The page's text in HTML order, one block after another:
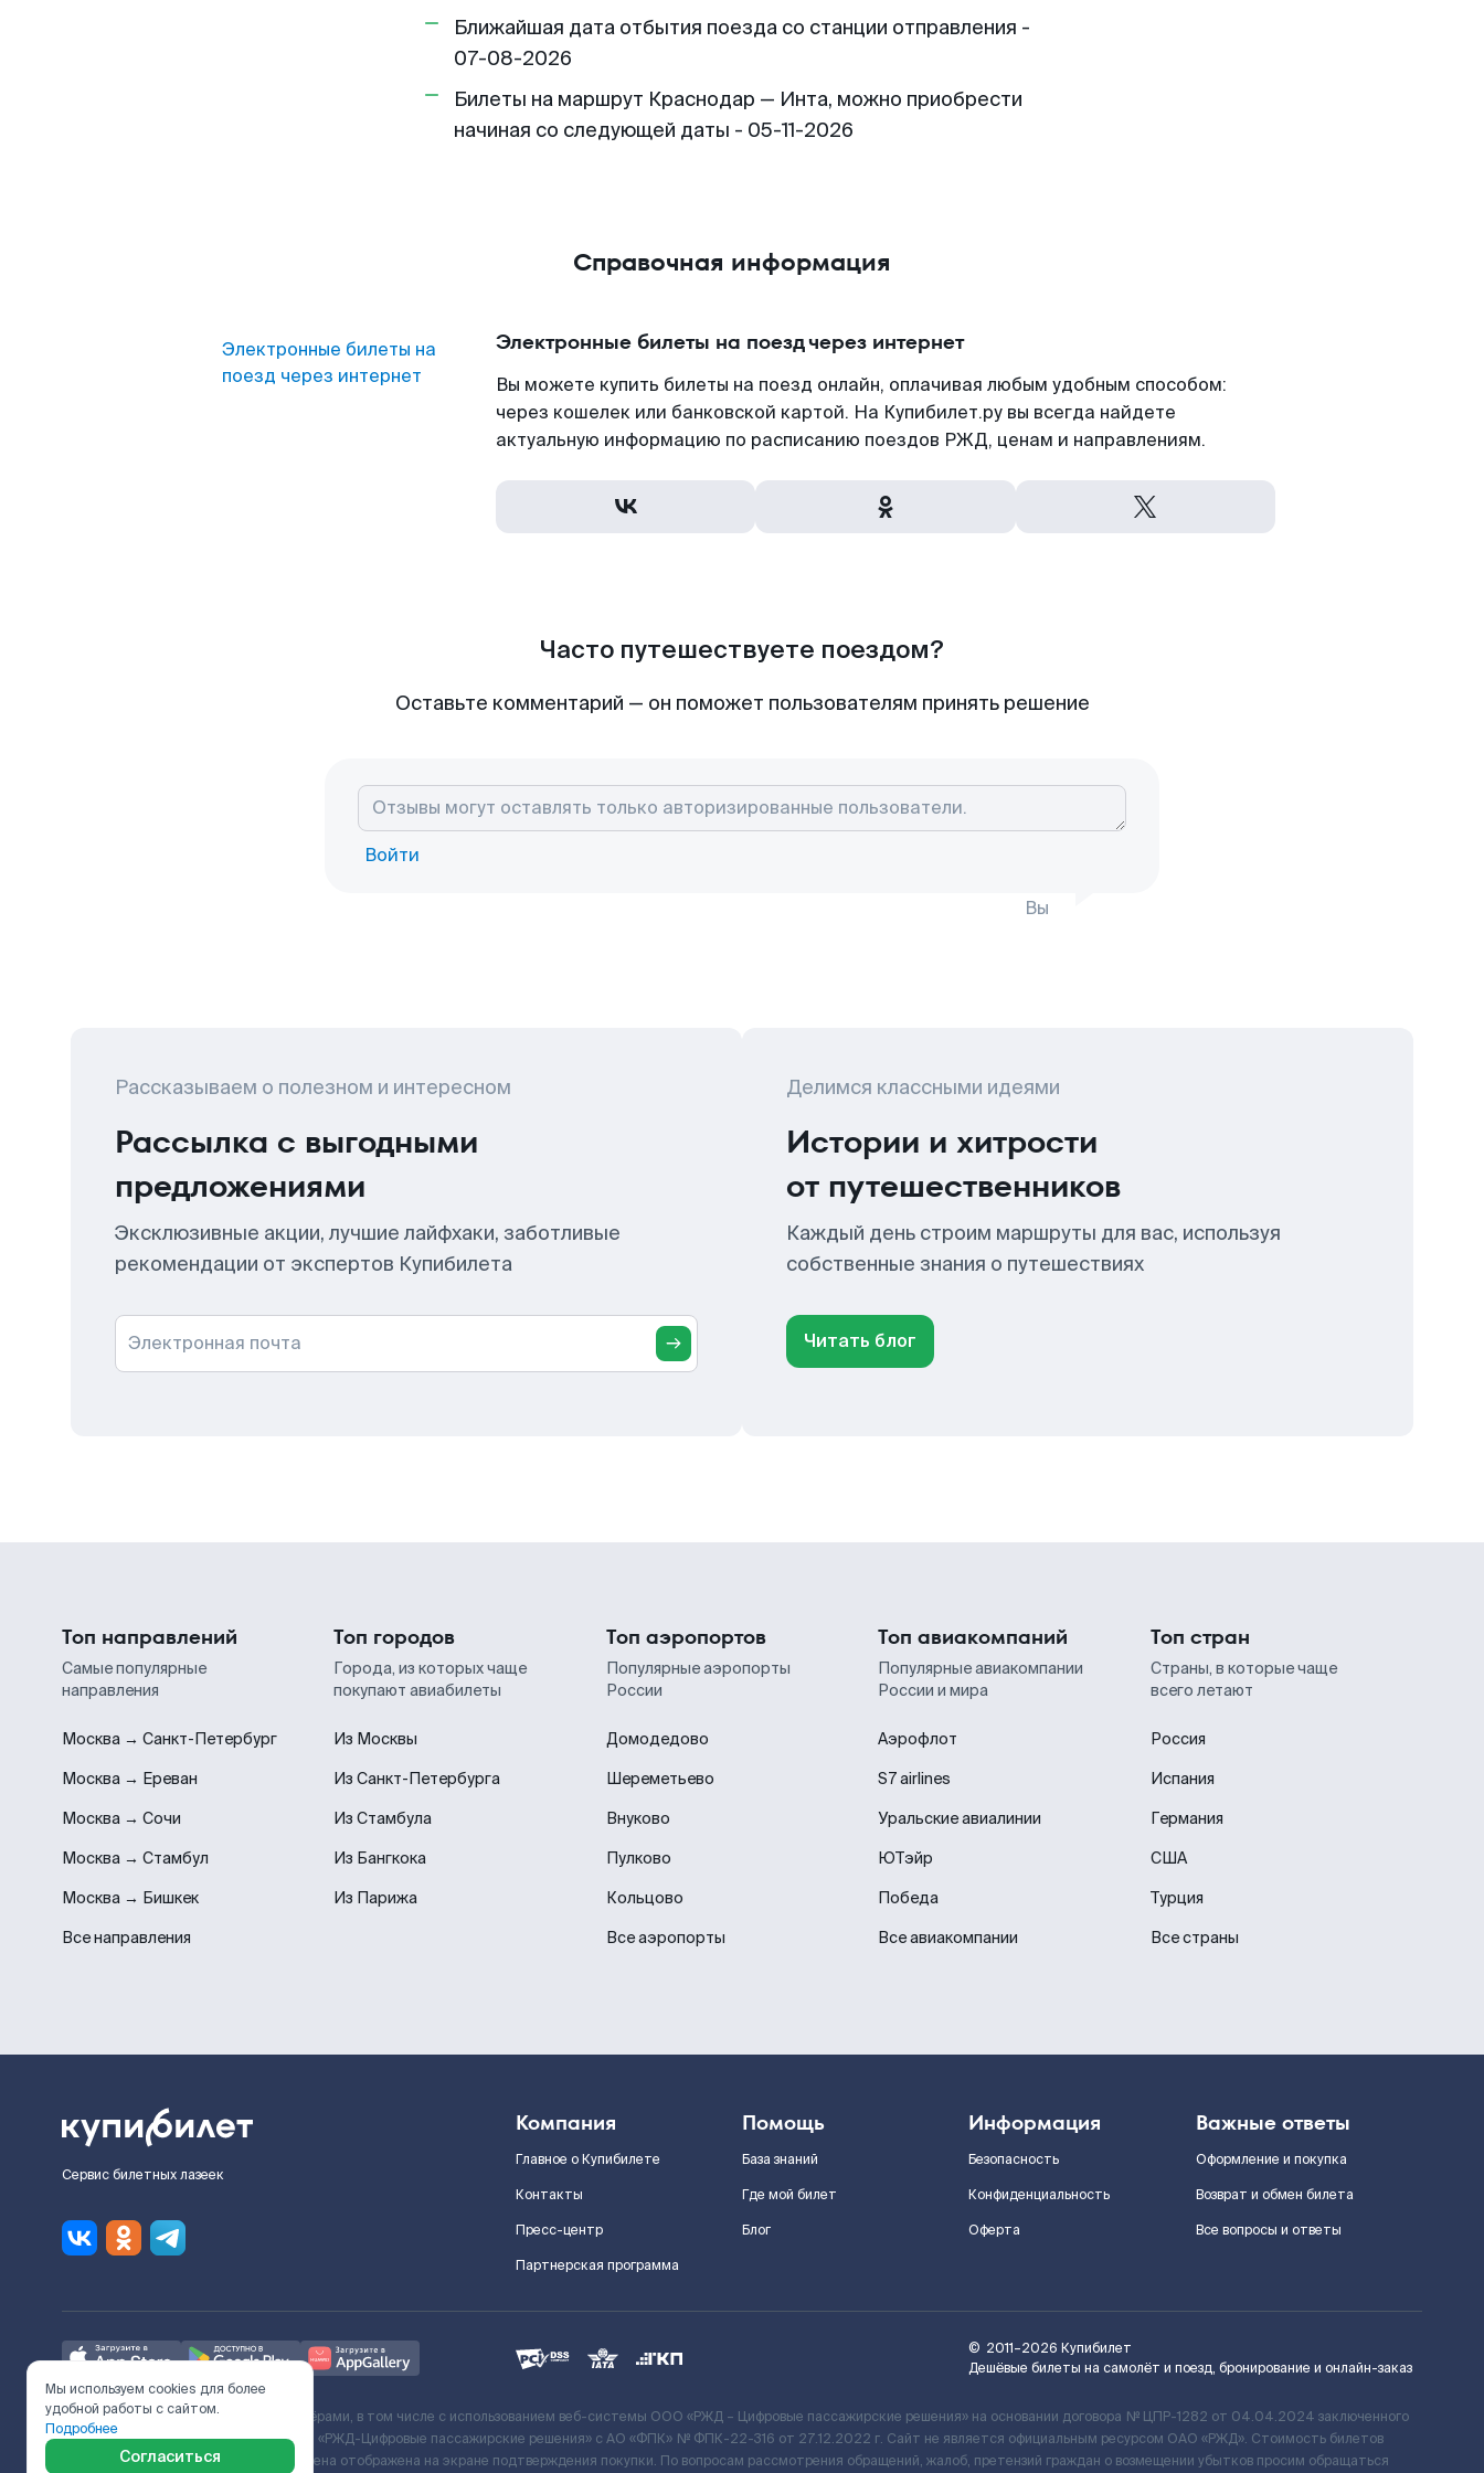
Ближайшая дата отбытия поезда со станции отправления -
07-08-2026
Билеты на маршрут Краснодар — Инта, можно приобрести
начиная со следующей даты - 05-11-2026
Справочная информация
Электронные билеты на
поезд через интернет
Электронные билеты на поезд через интернет
Вы можете купить билеты на поезд онлайн, оплачивая любым удобным способом:
через кошелек или банковской картой. На Купибилет.ру вы всегда найдете
актуальную информацию по расписанию поездов РЖД, ценам и направлениям.
Часто путешествуете поездом?
Оставьте комментарий — он поможет пользователям принять решение
Войти
Вы
Рассказываем о полезном и интересном
Рассылка с выгодными
предложениями
Эксклюзивные акции, лучшие лайфхаки, заботливые
рекомендации от экспертов Купибилета
Электронная почта
Делимся классными идеями
Истории и хитрости
от путешественников
Каждый день строим маршруты для вас, используя
собственные знания о путешествиях
Читать блог
Топ направлений
Самые популярные
направления
Москва → Санкт-Петербург
Москва → Ереван
Москва → Сочи
Москва → Стамбул
Москва → Бишкек
Все направления
Топ городов
Города, из которых чаще
покупают авиабилеты
Из Москвы
Из Санкт-Петербурга
Из Стамбула
Из Бангкока
Из Парижа
Топ аэропортов
Популярные аэропорты
России
Домодедово
Шереметьево
Внуково
Пулково
Кольцово
Все аэропорты
Топ авиакомпаний
Популярные авиакомпании
России и мира
Аэрофлот
S7 airlines
Уральские авиалинии
ЮТэйр
Победа
Все авиакомпании
Топ стран
Страны, в которые чаще
всего летают
Россия
Испания
Германия
США
Турция
Все страны
Сервис билетных лазеек
Компания
Главное о Купибилете
Контакты
Пресс-центр
Партнерская программа
Помощь
База знаний
Где мой билет
Блог
Информация
Безопасность
Конфиденциальность
Оферта
Важные ответы
Оформление и покупка
Возврат и обмен билета
Все вопросы и ответы
© 2011–2026 Купибилет
Дешёвые билеты на самолёт и поезд, бронирование и онлайн-заказ
Ж/Д билеты предоставляются партнёрами, в том числе с использованием веб-системы ООО «РЖД – Цифровые пассажирские решения» на основании договора № ЦПР-1282 от 04.04.2024 заключенного
с Поставщиком услуг и Договора ООО «РЖД-Цифровые пассажирские решения» c АО «ФПК» № ФПК-22-316 от 27.12.2022 г. Сайт не является официальным ресурсом ОАО «РЖД». Стоимость билетов
включает сервисный сбор. Итоговая цена отображена на экране подтверждения покупки. По вопросам рассмотрения обращений, жалоб, претензий граждан о возмещении убытков просим обращаться
Мы используем cookies для более
удобной работы с сайтом.
Подробнее
Согласиться